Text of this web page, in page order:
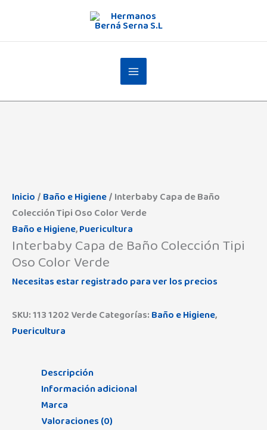
contenido
Inicio/Baño e Higiene/ Interbaby Capa de Baño
Colección Tipi Oso Color Verde
Baño e Higiene,Puericultura
Interbaby Capa de Baño Colección Tipi
Oso Color Verde
Necesitas estar registrado para ver los precios
SKU:113 1202 VerdeCategorías:Baño e Higiene,
Puericultura
Descripción
Información adicional
Marca
Valoraciones (0)